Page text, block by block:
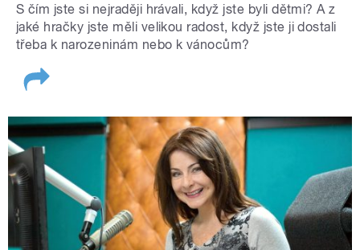
S čím jste si nejraději hrávali, když jste byli dětmi? A z
jaké hračky jste měli velikou radost, když jste ji dostali
třeba k narozeninám nebo k vánocům?